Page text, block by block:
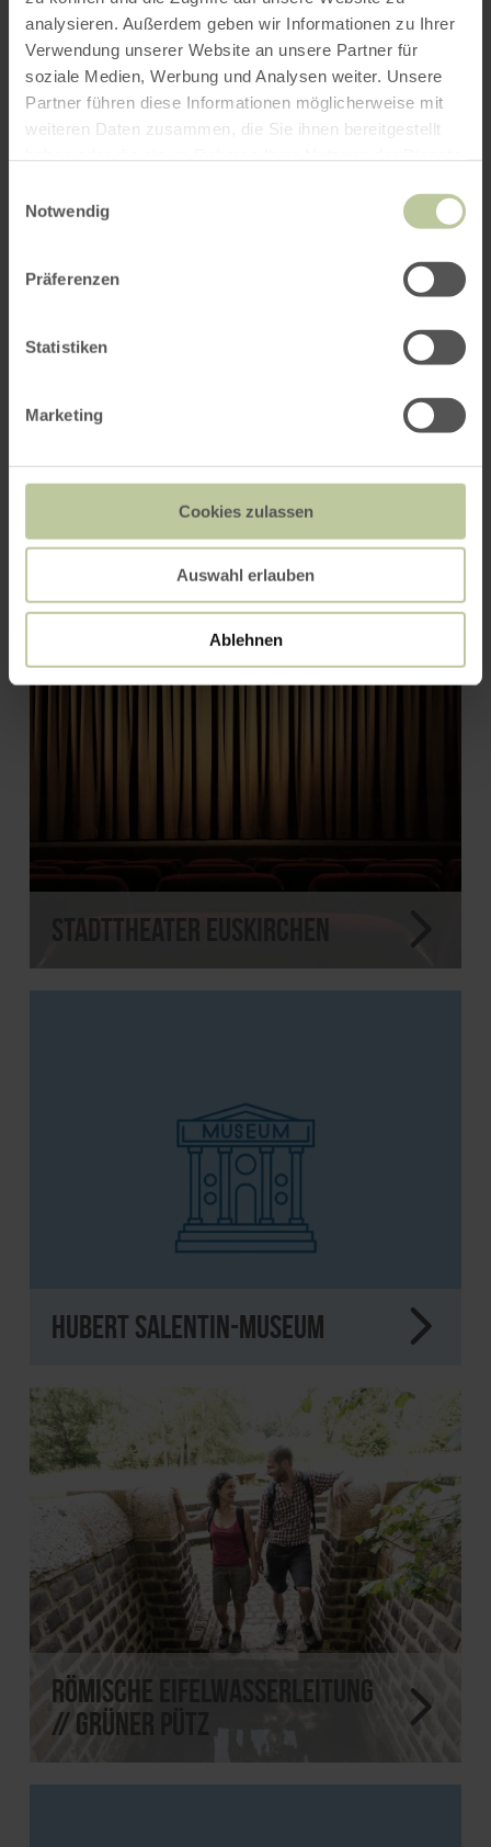
analysieren. Außerdem geben wir Informationen zu Ihrer
Verwendung unserer Website an unsere Partner für
soziale Medien, Werbung und Analysen weiter. Unsere
Partner führen diese Informationen möglicherweise mit
weiteren Daten zusammen, die Sie ihnen bereitgestellt
Notwendig
Präferenzen
Statistiken
Marketing
Cookies zulassen
Auswahl erlauben
Ablehnen
Das könnte Sie auch
interessieren
Römervilla Blankenheim
Stadttheater Euskirchen
Hubert Salentin-Museum
Römische Eifelwasserleitung
// Grüner Pütz